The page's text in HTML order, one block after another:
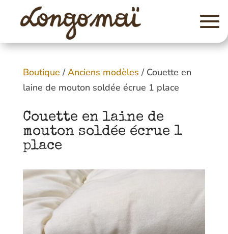
Boutique /Anciens modèles / Couette en
laine de mouton soldée écrue 1 place
Couette en laine de
mouton soldée écrue 1
place